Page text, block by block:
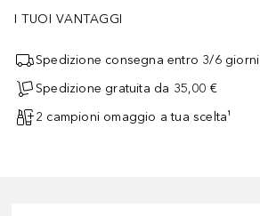
I TUOI VANTAGGI
Spedizione consegna entro 3/6 giorni
Spedizione gratuita da 35,00 €
2 campioni omaggio a tua scelta¹